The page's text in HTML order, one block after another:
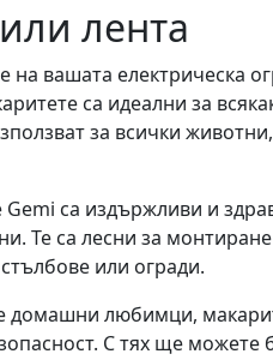
лента
на вашата електрическа
са идеални за
за всички
са издържливи и
Те са лесни за
или огради.
домашни любимци,
С тях ще можете